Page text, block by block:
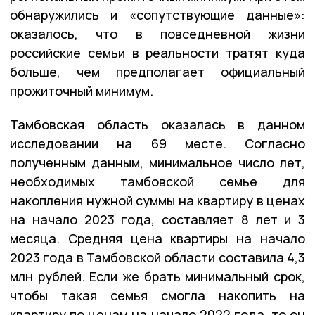
обнаружились и «сопутствующие данные»:
оказалось, что в повседневной жизни
российские семьи в реальности тратят куда
больше, чем предполагает официальный
прожиточный минимум.
Тамбовская область оказалась в данном
исследовании на 69 месте. Согласно
полученным данным, минимальное число лет,
необходимых тамбовской семье для
накопления нужной суммы на квартиру в ценах
на начало 2023 года, составляет 8 лет и 3
месяца. Средняя цена квартиры на начало
2023 года в Тамбовской области составила 4,3
млн рублей. Если же брать минимальный срок,
чтобы такая семья смогла накопить на